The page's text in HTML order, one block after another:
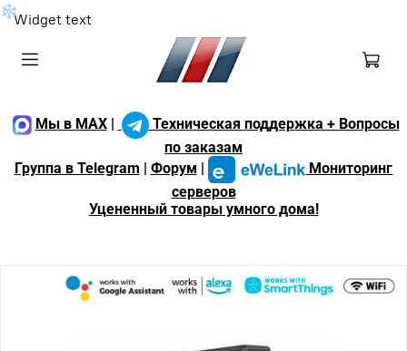
❄Widget text
Мы в MAX|
Техническая поддержка + Вопросы
по заказам
Группа в Telegram
Форум
Мониторинг
серверов
Уцененный товары умного дома!